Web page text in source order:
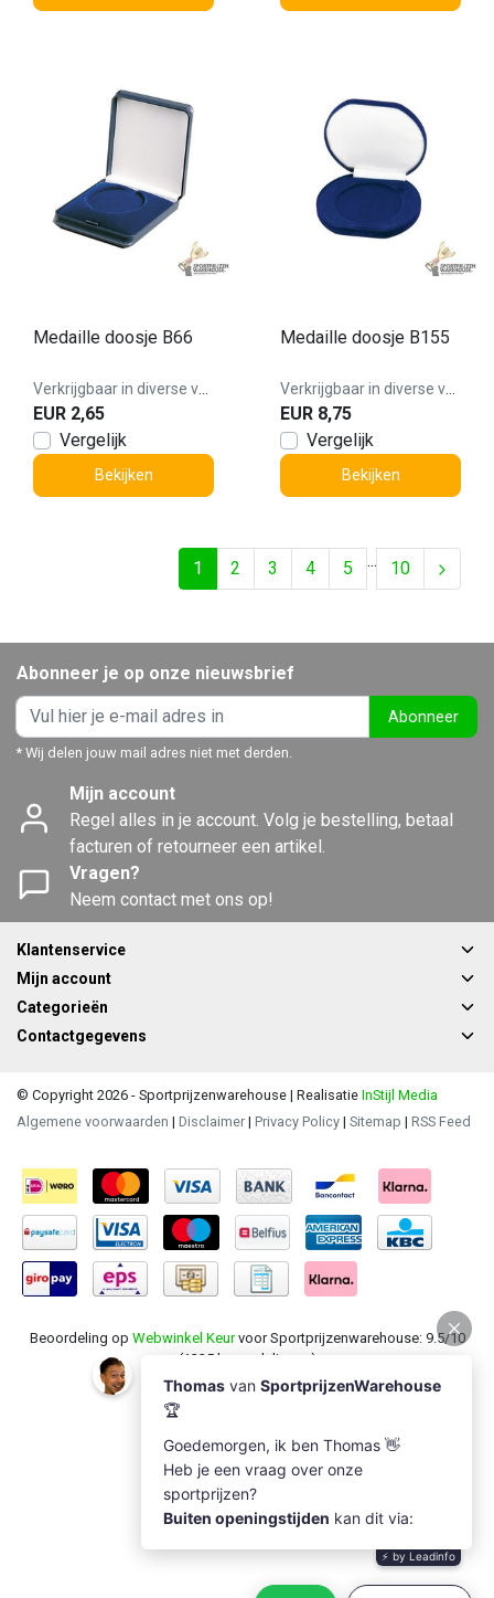
Medaille doosje B66
EUR 2,65
Vergelijk
Bekijken
Medaille doosje B155
EUR 8,75
Vergelijk
Bekijken
1 2 3 4 5 ... 10
Abonneer je op onze nieuwsbrief
Abonneer
* Wij delen jouw mail adres niet met derden.
Mijn account
Regel alles in je account. Volg je bestelling, betaal
facturen of retourneer een artikel.
Vragen?
Neem contact met ons op!
Klantenservice
Mijn account
Categorieën
Contactgegevens
© Copyright 2026 - Sportprijzenwarehouse | Realisatie InStijl Media
Algemene voorwaarden | Disclaimer | Privacy Policy | Sitemap | RSS Feed
Beoordeling op Webwinkel Keurvoor Sportprijzenwarehouse: 9.5/10
(1235 beoordelingen)